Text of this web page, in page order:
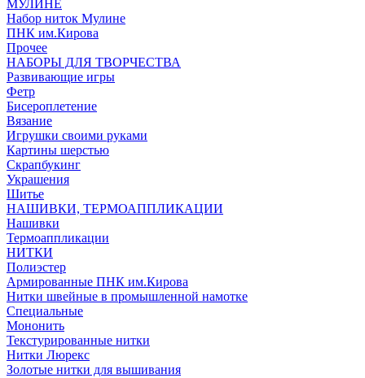
МУЛИНЕ
Набор ниток Мулине
ПНК им.Кирова
Прочее
НАБОРЫ ДЛЯ ТВОРЧЕСТВА
Развивающие игры
Фетр
Бисероплетение
Вязание
Игрушки своими руками
Картины шерстью
Скрапбукинг
Украшения
Шитье
НАШИВКИ, ТЕРМОАППЛИКАЦИИ
Нашивки
Термоаппликации
НИТКИ
Полиэстер
Армированные ПНК им.Кирова
Нитки швейные в промышленной намотке
Специальные
Мононить
Текстурированные нитки
Нитки Люрекс
Золотые нитки для вышивания